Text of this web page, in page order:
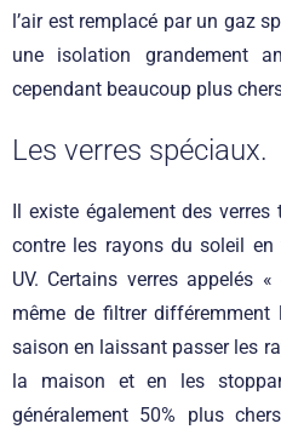
l’air est remplacé par un gaz
une isolation grandement
cependant beaucoup plus
Les verres spéciaux.
Il existe également des
contre les rayons du soleil
UV. Certains verres appelés
même de filtrer
saison en laissant passer les
la maison et en les
généralement 50% plus